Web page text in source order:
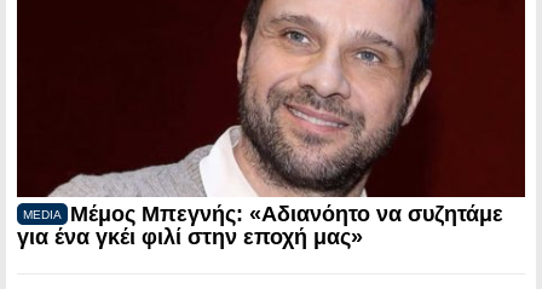
MEDIA
Μέμος Μπεγνής: «Αδιανόητο να συζητάμε
για ένα γκέι φιλί στην εποχή μας»